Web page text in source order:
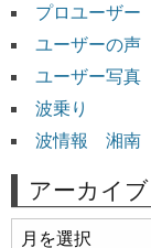
プロユーザー
ユーザーの声
ユーザー写真
波乗り
波情報 湘南
アーカイブ